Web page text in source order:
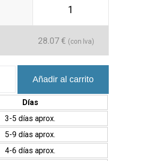
1
28.07€ (con Iva)
Añadir al carrito
Días
3-5 días aprox.
5-9 días aprox.
4-6 días aprox.